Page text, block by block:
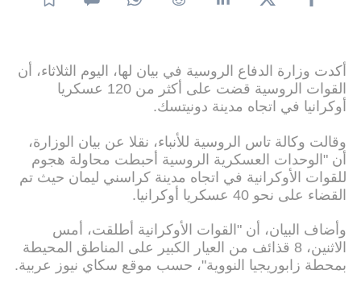
أكدت وزارة الدفاع الروسية في بيان لها، اليوم الثلاثاء، أن
القوات الروسية قضت على أكثر من 120 عسكريا
أوكرانيا في اتجاه مدينة دونيتسك.
وقالت وكالة تاس الروسية للأنباء، نقلا عن بيان الوزارة،
أن "الوحدات العسكرية الروسية أحبطت محاولة هجوم
للقوات الأوكرانية في اتجاه مدينة كراسني ليمان حيث تم
القضاء على نحو 40 عسكريا أوكرانيا.
وأضاف البيان، أن "القوات الأوكرانية أطلقت، أمس
الاثنين، 8 قذائف من العيار الكبير على المناطق المحيطة
بمحطة زابوريجيا النووية"، حسب موقع سكاي نيوز عربية.